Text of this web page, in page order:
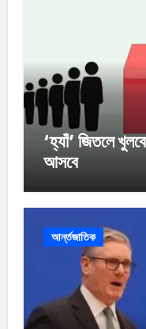
‘হ্যাঁ’ জিতলে
আসবে
আর্ন্তজাতিক